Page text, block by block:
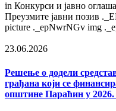
in Конкурси и јавно
Преузмите јавни позив
picture ._epNwrNGv img
23.06.2026
Решење o додели
грађана који се
општине Параћин у 2026.